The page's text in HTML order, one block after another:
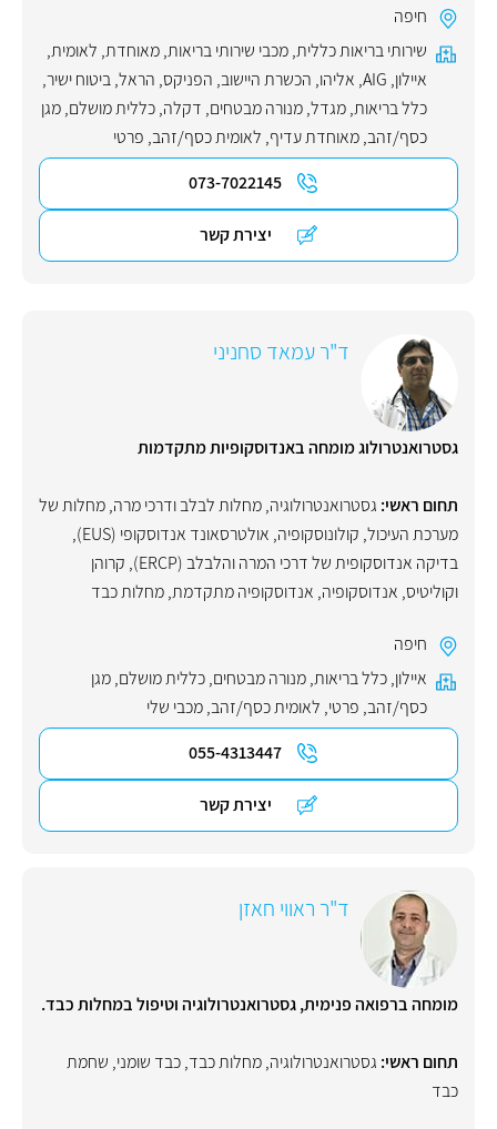
חיפה
שירותי בריאות כללית,מכבי שירותי בריאות,מאוחדת, לאומית,
איילון,
AIG
, אליהו, הכשרת היישוב, הפניקס, הראל,ביטוח ישיר,
כלל בריאות,מגדל,מנורה מבטחים, דקלה,כללית מושלם,מגן
כסף/זהב,מאוחדת עדיף, לאומית כסף/זהב, פרטי
073-7022145
יצירת קשר
ד"ר עמאד סחניני
גסטרואנטרולוג מומחה באנדוסקופיות מתקדמות
תחום ראשי: גסטרואנטרולוגיה,מחלות לבלב ודרכי מרה,מחלות של
מערכת העיכול, קולונוסקופיה, אולטרסאונד אנדוסקופי (EUS)
,
בדיקה אנדוסקופית של דרכי המרה והלבלב (ERCP)
, קרוהן
וקוליטיס, אנדוסקופיה, אנדוסקופיה מתקדמת,מחלות כבד
חיפה
איילון,כלל בריאות,מנורה מבטחים,כללית מושלם,מגן
כסף/זהב, פרטי, לאומית כסף/זהב,מכבי שלי
055-4313447
יצירת קשר
ד"ר ראווי חאזן
מומחה ברפואה פנימית, גסטרואנטרולוגיה וטיפול במחלות כבד.
תחום ראשי: גסטרואנטרולוגיה,מחלות כבד,כבד שומני, שחמת
כבד